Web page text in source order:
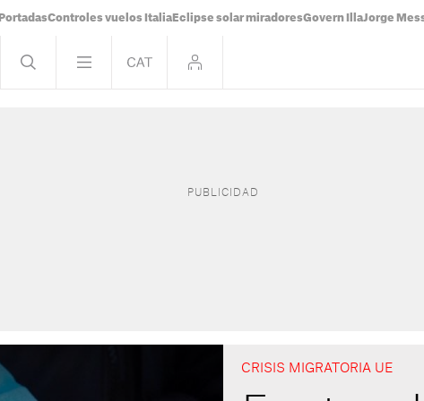
PortadasControles vuelos Italia Eclipse solar miradoresGovern IllaJorge
CRISIS MIGRATORIA UE